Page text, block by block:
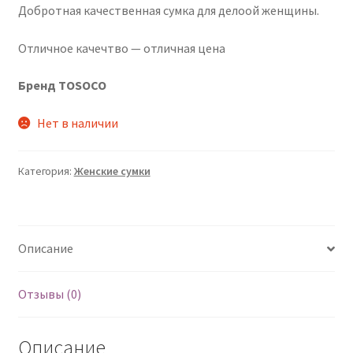
Добротная качественная сумка для делоой женщины.
Отличное качечтво — отличная цена
Бренд TOSOCO
Нет в наличии
Категория: Женские сумки
Описание
Отзывы (0)
Описание